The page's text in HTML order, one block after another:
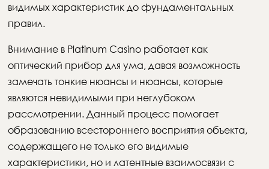
видимых характеристик до фундаментальных
правил.
Внимание в Platinum Casino работает как
оптический прибор для ума, давая возможность
замечать тонкие нюансы и нюансы, которые
являются невидимыми при неглубоком
рассмотрении. Данный процесс помогает
образованию всестороннего восприятия объекта,
содержащего не только его видимые
характеристики, но и латентные взаимосвязи с